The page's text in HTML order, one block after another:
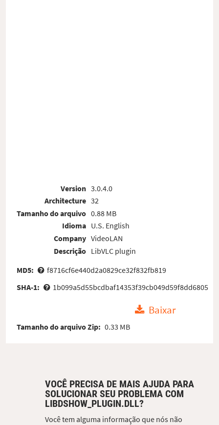
Version
Architecture
Tamanho do arquivo
Idioma
Company
Descrição
3.0.4.0
32
0.88 MB
U.S. English
VideoLAN
LibVLC plugin
MD5:
f8716cf6e440d2a0829ce32f832fb819
SHA-1:
1b099a5d55bcdbaf14353f39cb049d59f8dd6805
Baixar
Tamanho do arquivo Zip: 0.33 MB
VOCÊ PRECISA DE MAIS AJUDA PARA
SOLUCIONAR SEU PROBLEMA COM
LIBDSHOW_PLUGIN.DLL?
Você tem alguma informação que nós não